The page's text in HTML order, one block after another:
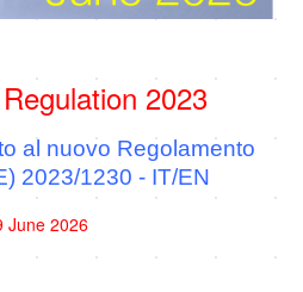
2023
al nuovo Regolamento
2023/1230 - IT/EN
June 2026